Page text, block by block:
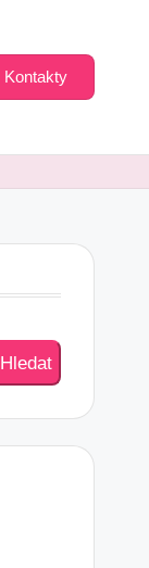
Kontakty
Hledat